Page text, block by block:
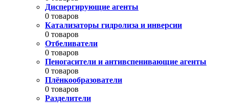
Диспергирующие агенты
0 товаров
Катализаторы гидролиза и инверсии
0 товаров
Отбеливатели
0 товаров
Пеногасители и антивспенивающие агенты
0 товаров
Плёнкообразователи
0 товаров
Разделители